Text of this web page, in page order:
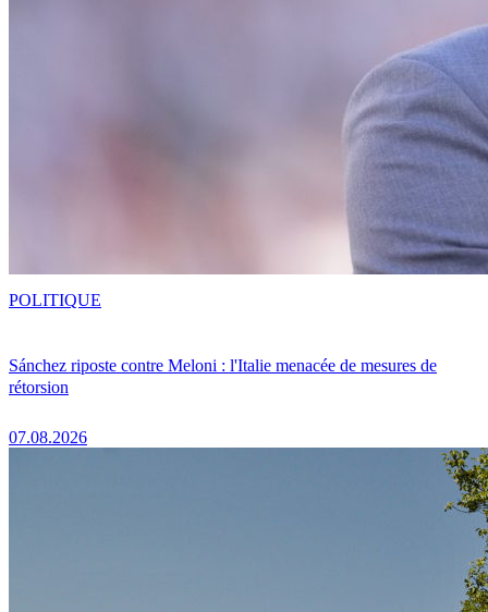
Sánchez riposte contre Meloni : l'Italie menacée de mesures de
rétorsion
07.08.2026
POLITIQUE